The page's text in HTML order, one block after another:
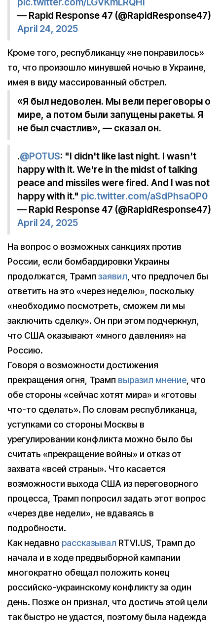
pic.twitter.com/LGVKmLRQHl
— Rapid Response 47 (@RapidResponse47)
April 24, 2025
Кроме того, республиканцу «не понравилось»
то, что произошло минувшей ночью в Украине,
имея в виду массированный обстрел.
«Я был недоволен. Мы вели переговоры о
мире, а потом были запущены ракеты. Я
не был счастлив», — сказал он.
.@POTUS: "I didn't like last night. I wasn't
happy with it. We're in the midst of talking
peace and missiles were fired. And I was not
happy with it." pic.twitter.com/aSdPhsaOP0
— Rapid Response 47 (@RapidResponse47)
April 24, 2025
На вопрос о возможных санкциях против
России, если бомбардировки Украины
продолжатся, Трамп заявил, что предпочел бы
ответить на это «через неделю», поскольку
«необходимо посмотреть, сможем ли мы
заключить сделку». Он при этом подчеркнул,
что США оказывают «много давления» на
Россию.
Говоря о возможности достижения
прекращения огня, Трамп выразил мнение, что
обе стороны «сейчас хотят мира» и «готовы
что-то сделать». По словам республиканца,
уступками со стороны Москвы в
урегулировании конфликта можно было бы
считать «прекращение войны» и отказ от
захвата «всей страны». Что касается
возможности выхода США из переговорного
процесса, Трамп попросил задать этот вопрос
«через две недели», не вдаваясь в
подробности.
Как недавно рассказывал RTVI.US, Трамп до
начала и в ходе предвыборной кампании
многократно обещал положить конец
российско-украинскому конфликту за один
день. Позже он признал, что достичь этой цели
так быстро не удастся, поэтому была надежда